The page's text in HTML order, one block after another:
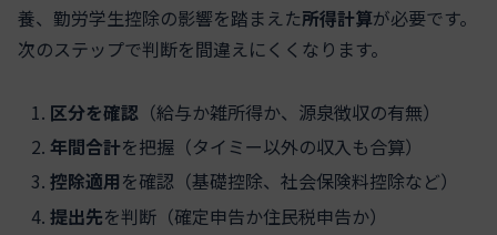
養、勤労学生控除の影響を踏まえた所得計算が必要です。
次のステップで判断を間違えにくくなります。
区分を確認 （給与か雑所得か、源泉徴収の有無）
年間合計を把握（タイミー以外の収入も合算）
控除適用を確認（基礎控除、社会保険料控除など）
提出先を判断（確定申告か住民税申告か）